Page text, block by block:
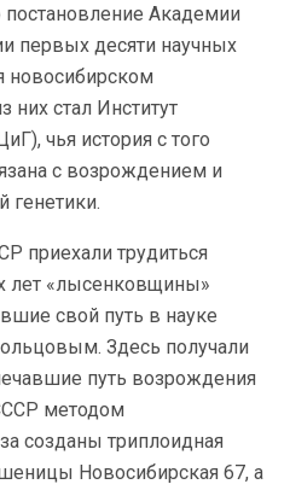
Академии
первых десяти научных
новосибирском
стал Институт
чья история с того
с возрождением и
генетики.
приехали трудиться
лет «лысенковщины»
свой путь в науке
Здесь получали
путь возрождения
методом
созданы триплоидная
Новосибирская 67, а